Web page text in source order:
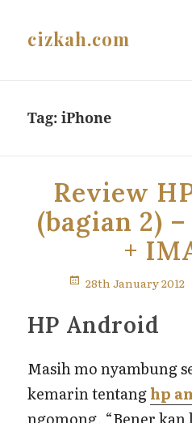
cizkah.com
Tag:iPhone
Review
(bagian 2)
+
28th January 2012
HP Android
Masih mo nyambung
kemarin tentanghp